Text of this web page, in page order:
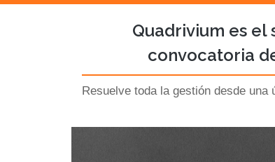
Quadrivium es
convocatoria
Resuelve toda la gestión desde una